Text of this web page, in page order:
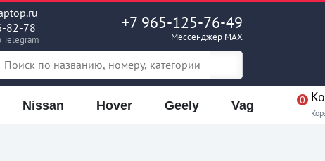
82-78
+7 965-125-76-49
Мессенджер MAX
Nissan Hover Geely Vag 0